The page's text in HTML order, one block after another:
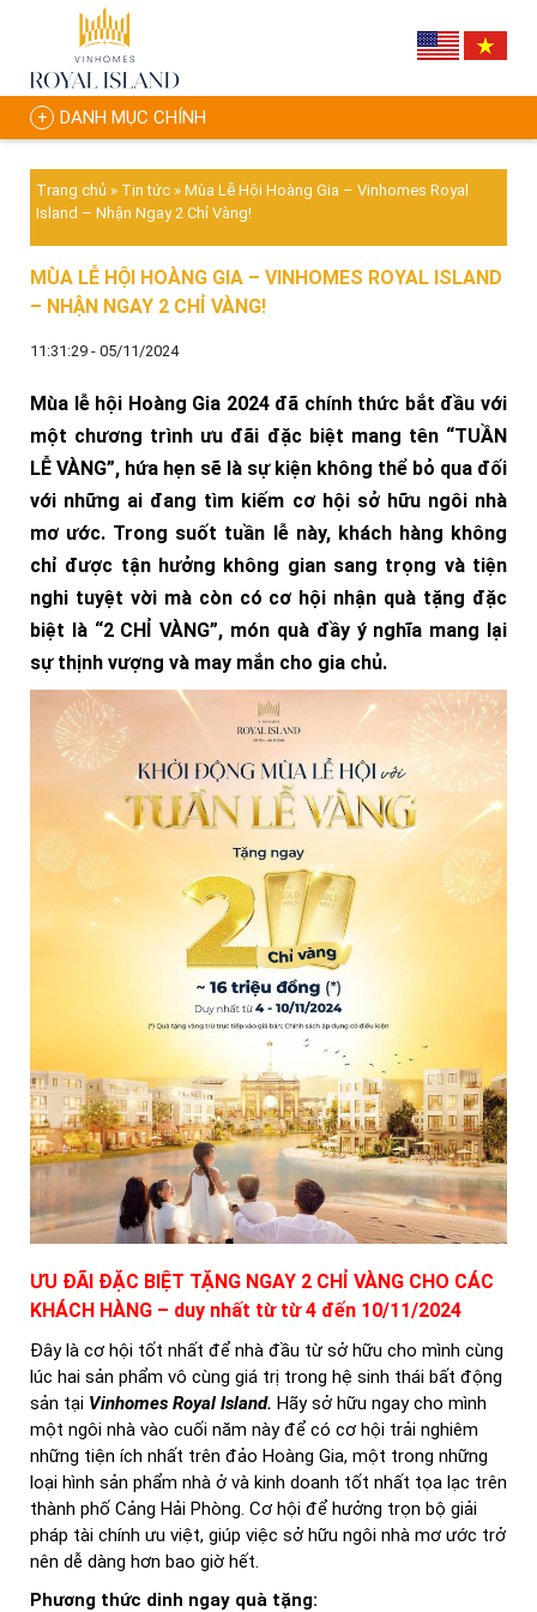
DANH MỤC CHÍNH
Trang chủ » Tin tức » Mùa Lễ Hội Hoàng Gia – Vinhomes Royal
Island – Nhận Ngay 2 Chỉ Vàng!
MÙA LỄ HỘI HOÀNG GIA – VINHOMES ROYAL ISLAND
– NHẬN NGAY 2 CHỈ VÀNG!
11:31:29 - 05/11/2024
Mùa lễ hội Hoàng Gia 2024 đã chính thức bắt đầu với
một chương trình ưu đãi đặc biệt mang tên “TUẦN
LỄ VÀNG”, hứa hẹn sẽ là sự kiện không thể bỏ qua đối
với những ai đang tìm kiếm cơ hội sở hữu ngôi nhà
mơ ước. Trong suốt tuần lễ này, khách hàng không
chỉ được tận hưởng không gian sang trọng và tiện
nghi tuyệt vời mà còn có cơ hội nhận quà tặng đặc
biệt là “2 CHỈ VÀNG”, món quà đầy ý nghĩa mang lại
sự thịnh vượng và may mắn cho gia chủ.
ƯU ĐÃI ĐẶC BIỆT TẶNG NGAY 2 CHỈ VÀNG CHO CÁC
KHÁCH HÀNG – duy nhất từ từ 4 đến 10/11/2024
Đây là cơ hội tốt nhất để nhà đầu từ sở hữu cho mình cùng
lúc hai sản phẩm vô cùng giá trị trong hệ sinh thái bất động
sản tại Vinhomes Royal Island. Hãy sở hữu ngay cho mình
một ngôi nhà vào cuối năm này để có cơ hội trải nghiêm
những tiện ích nhất trên đảo Hoàng Gia, một trong những
loại hình sản phẩm nhà ở và kinh doanh tốt nhất tọa lạc trên
thành phố Cảng Hải Phòng. Cơ hội để hưởng trọn bộ giải
pháp tài chính ưu việt, giúp việc sở hữu ngôi nhà mơ ước trở
nên dễ dàng hơn bao giờ hết.
Phương thức dinh ngay quà tặng: